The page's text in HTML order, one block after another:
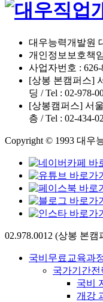
대우능력개발원
개인정보보호책
사업자번호 : 626-
[상봉 본캠퍼스]
딩 / Tel : 02-978-
[상봉캠퍼스] 서
층 / Tel : 02-434-
Copyright © 1993 대우
Close
02.978.0012 (상봉 본
국비무료교육과
국가기간
국비
개강